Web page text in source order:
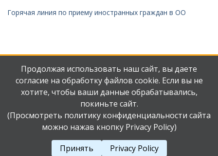
Горячая линия по приему иностранных граждан в ОО
Мы
Наш
Авторские права защищены.
Работает на WordPress |Education Hub автор:
Themes
Продолжая использовать наш сайт, вы даете
согласие на обработку файлов cookie. Если вы не
хотите, чтобы ваши данные обрабатывались,
покиньте сайт.
(Просмотреть политику конфиденциальности сайта
можно нажав кнопку Privacy Policy)
Принять
Privacy Policy